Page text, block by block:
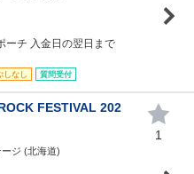
ーチ 入金日の翌日まで
しなし 質問受付
FESTIVAL 202
ジ (北海道)
1